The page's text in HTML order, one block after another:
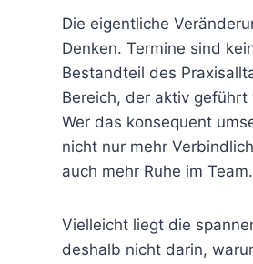
Die eigentliche
Denken. Termine sind
Bestandteil des
Bereich, der aktiv geführt
Wer das konsequent
nicht nur mehr
auch mehr Ruhe im Team.
Vielleicht liegt die
deshalb nicht darin,